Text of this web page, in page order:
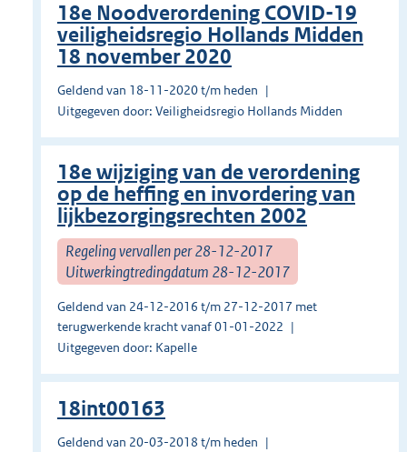
18e Noodverordening COVID-19
veiligheidsregio Hollands Midden
18 november 2020
Geldend van 18-11-2020 t/m heden
Uitgegeven door: Veiligheidsregio Hollands Midden
18e wijziging van de verordening
op de heffing en invordering van
lijkbezorgingsrechten 2002
Regeling vervallen per 28-12-2017
Uitwerkingtredingdatum 28-12-2017
Geldend van 24-12-2016 t/m 27-12-2017 met
terugwerkende kracht vanaf 01-01-2022
Uitgegeven door: Kapelle
18int00163
Geldend van 20-03-2018 t/m heden